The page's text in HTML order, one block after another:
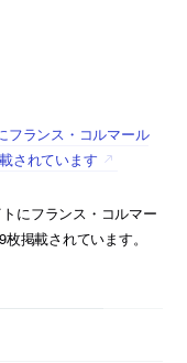
フランス・コルマール
されています
にフランス・コルマー
掲載されています。